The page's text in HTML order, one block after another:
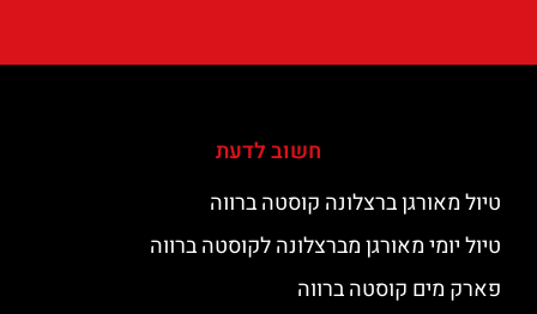
חשוב לדעת
טיול מאורגן ברצלונה קוסטה ברווה
טיול יומי מאורגן מברצלונה לקוסטה ברווה
פארק מים קוסטה ברווה